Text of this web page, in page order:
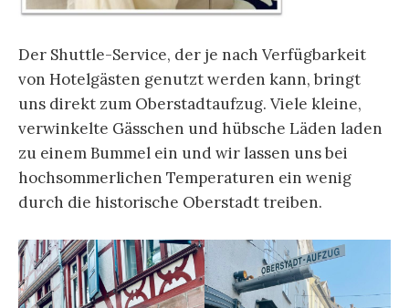
Der Shuttle-Service, der je nach Verfügbarkeit
von Hotelgästen genutzt werden kann, bringt
uns direkt zum Oberstadtaufzug. Viele kleine,
verwinkelte Gässchen und hübsche Läden laden
zu einem Bummel ein und wir lassen uns bei
hochsommerlichen Temperaturen ein wenig
durch die historische Oberstadt treiben.